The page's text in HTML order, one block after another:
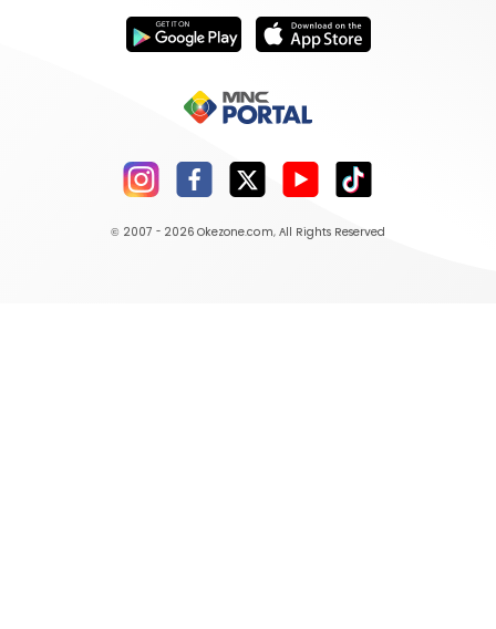
© 2007 - 2026 Okezone.com, All Rights Reserved